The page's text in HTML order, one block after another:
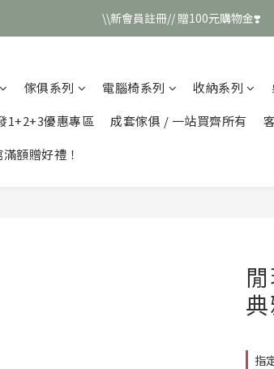
\\新會員註冊// 贈100元購物金❣️
\\新會員註冊// 贈100元購物金❣️
\\新會員註冊// 贈100元購物金❣️
傢俱系列 電腦椅系列 收納系列
1+2+3優惠專區
成套傢俱 / 一站買齊所有
額贈好禮！
指